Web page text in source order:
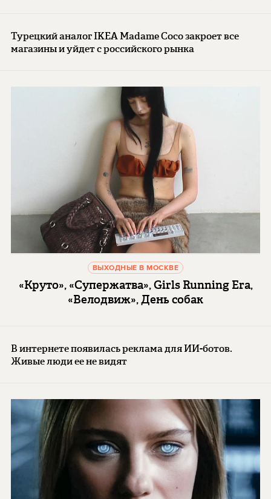
Турецкий аналог IKEA Madame Coco закроет все
магазины и уйдет с российского рынка
ВЫХОДНЫЕ В МОСКВЕ
«Круто», «Супержатва», Girls Running Era,
«Велодвиж», День собак
В интернете появилась реклама для ИИ-ботов.
Живые люди ее не видят